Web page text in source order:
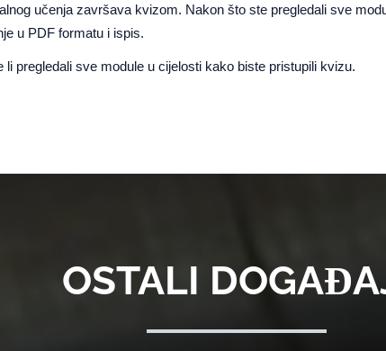
učenja završava kvizom. Nakon što ste pregledali sve
u PDF formatu i ispis.
li pregledali sve module u cijelosti kako biste pristupili kvizu.
OSTALI